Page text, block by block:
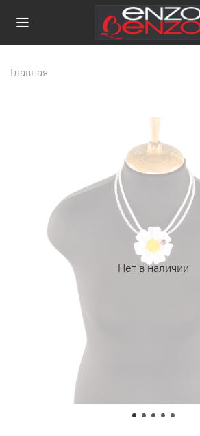
Главная
Нет в наличии